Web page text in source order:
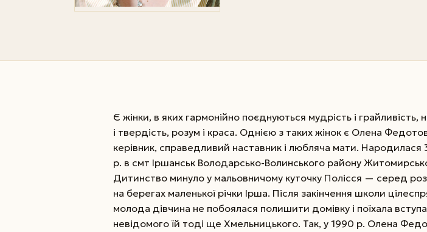
Є жінки, в яких гармонійно поєднуються мудрість і грайливість,
і твердість, розум і краса. Однією з таких жінок є Олена
керівник, справедливий наставник і любляча мати. Народилася
р. в смт Іршанськ Володарсько-Волинського району
Дитинство минуло у мальовничому куточку Полісся — серед
на берегах маленької річки Ірша. Після закінчення школи
молода дівчина не побоялася полишити домівку і поїхала
невідомого їй тоді ще Хмельницького. Так, у 1990 р. Олена